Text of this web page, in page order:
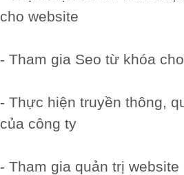
cho website
- Tham gia Seo từ khóa
- Thực hiện truyền thông,
của công ty
- Tham gia quản trị website